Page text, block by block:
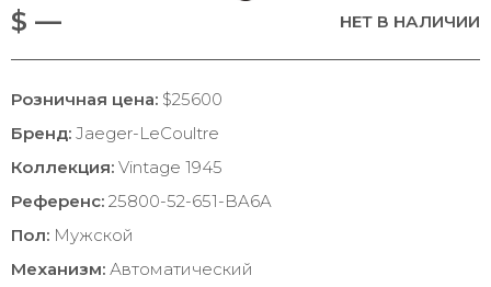
$ — НЕТ В НАЛИЧИИ
Розничная цена: $25600
Бренд: Jaeger-LeCoultre
Коллекция: Vintage 1945
Референс: 25800-52-651-BA6A
Пол: Мужской
Механизм: Автоматический